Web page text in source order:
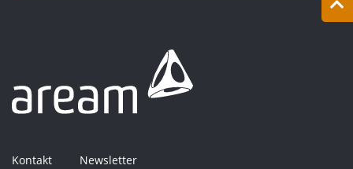
Kontakt Newsletter